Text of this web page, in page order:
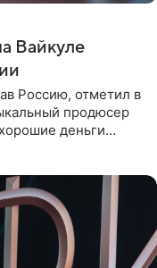
Вайкуле
Россию, отметил в
продюсер
деньги